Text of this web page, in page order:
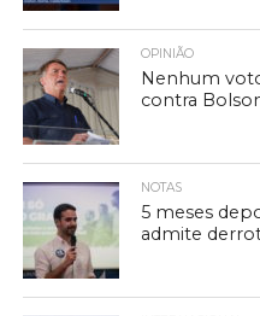
OPINIÃO
Nenhum
contra
NOTAS
5 meses
admite